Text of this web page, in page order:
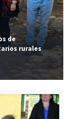
de
rurales